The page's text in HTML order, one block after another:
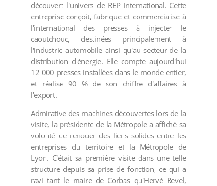
découvert l'univers de REP International. Cette
entreprise conçoit, fabrique et commercialise à
l'international des presses à injecter le
caoutchouc, destinées principalement à
l'industrie automobile ainsi qu'au secteur de la
distribution d'énergie. Elle compte aujourd'hui
12 000 presses installées dans le monde entier,
et réalise 90 % de son chiffre d'affaires à
l'export.
Admirative des machines découvertes lors de la
visite, la présidente de la Métropole a affiché sa
volonté de renouer des liens solides entre les
entreprises du territoire et la Métropole de
Lyon. C'était sa première visite dans une telle
structure depuis sa prise de fonction, ce qui a
ravi tant le maire de Corbas qu'Hervé Revel,